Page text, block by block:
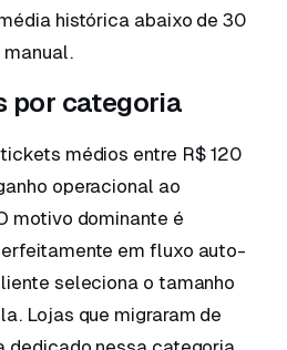
histórica abaixo de 30
manual.
por categoria
médios entre R$ 120
operacional ao
motivo dominante é
em fluxo auto-
seleciona o tamanho
Lojas que migraram de